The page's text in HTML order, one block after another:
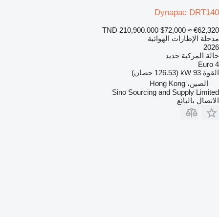
Dynapac DRT140
TND 210,900.000 $72,000 ≈ €62,320
مدحلة الإطارات الهوائية
2026
حالة المركبة جديد
Euro 4
القوة 93 kW (126.53 حصان)
الصين، Hong Kong
Sino Sourcing and Supply Limited
الاتصال بالبائع